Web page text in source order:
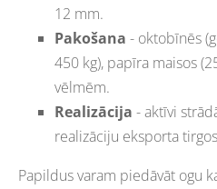
12 mm.
Pakošana - oktobīnēs
450 kg), papīra maisos
vēlmēm.
Realizācija - aktīvi
realizāciju eksporta
Papildus varam piedāvāt ogu